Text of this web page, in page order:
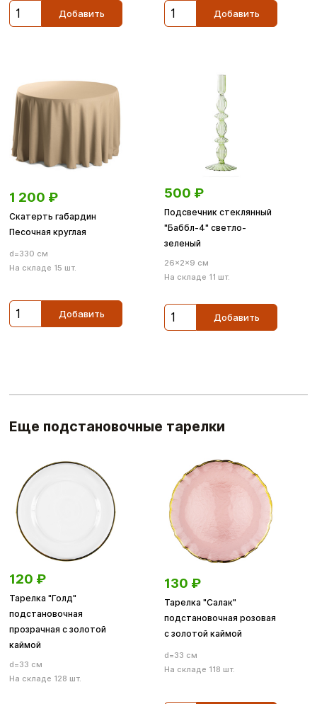
Добавить Добавить
1 200 ₽
Скатерть габардин
Песочная круглая
d=330 см
На складе 15 шт.
Добавить
500 ₽
Подсвечник стеклянный
"Баббл-4" светло-
зеленый
26×2×9 см
На складе 11 шт.
Добавить
Еще подстановочные тарелки
120 ₽
Тарелка "Голд"
подстановочная
прозрачная с золотой
каймой
d=33 см
На складе 128 шт.
130 ₽
Тарелка "Салак"
подстановочная розовая
с золотой каймой
d=33 см
На складе 118 шт.